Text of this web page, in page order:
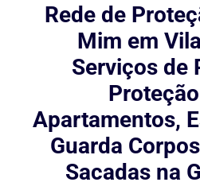
Rede de
Mim em
Serviços de
Apartamentos,
Guarda
Sacadas na